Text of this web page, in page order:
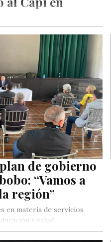
décimo semestre de
de gobierno
“Vamos a
región”
en materia de servicios
y salud.